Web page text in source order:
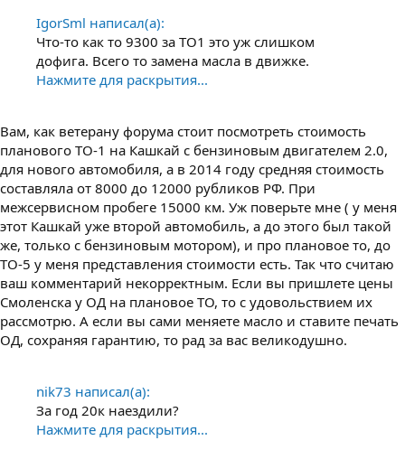
IgorSml написал(а):
Что-то как то 9300 за ТО1 это уж слишком
дофига. Всего то замена масла в движке.
Нажмите для раскрытия...
Вам, как ветерану форума стоит посмотреть стоимость
планового ТО-1 на Кашкай с бензиновым двигателем 2.0,
для нового автомобиля, а в 2014 году средняя стоимость
составляла от 8000 до 12000 рубликов РФ. При
межсервисном пробеге 15000 км. Уж поверьте мне ( у меня
этот Кашкай уже второй автомобиль, а до этого был такой
же, только с бензиновым мотором), и про плановое то, до
ТО-5 у меня представления стоимости есть. Так что считаю
ваш комментарий некорректным. Если вы пришлете цены
Смоленска у ОД на плановое ТО, то с удовольствием их
рассмотрю. А если вы сами меняете масло и ставите печать
ОД, сохраняя гарантию, то рад за вас великодушно.
nik73 написал(а):
За год 20к наездили?
Нажмите для раскрытия...